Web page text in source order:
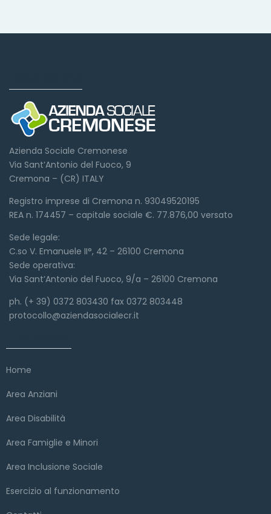
Azienda Sociale Cremonese
Via Sant’Antonio del Fuoco, 9
Cremona – (CR) ITALY
Registro imprese di Cremona n. 93049520195
REA n. 174457 – capitale sociale €. 77.876,00 versato
Sede legale:
C.so V. Emanuele II°, 42 – 26100 Cremona
Sede operativa:
Via Sant’Antonio del Fuoco, 9/a – 26100 Cremona
ph. (+ 39) 0372 803430 fax 0372 803448
protocollo@aziendasocialecr.it
Home
Area Anziani
Area Disabilità
Area Famiglie e Minori
Area Inclusione Sociale
Esercizio al funzionamento